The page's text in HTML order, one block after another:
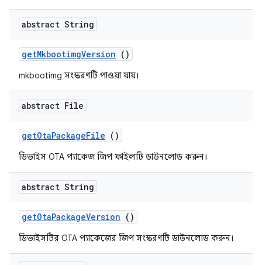
abstract String
getMkbootimgVersion ()
mkbootimg সংস্করণটি পাওয়া যায়।
abstract File
getOtaPackageFile ()
ডিভাইস OTA প্যাকেজ জিপ ফাইলটি ডাউনলোড করুন।
abstract String
getOtaPackageVersion ()
ডিভাইসটির OTA প্যাকেজের জিপ সংস্করণটি ডাউনলোড করুন।